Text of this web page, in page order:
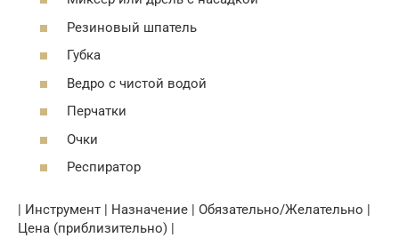
Резиновый шпатель
Губка
Ведро с чистой водой
Перчатки
Очки
Респиратор
| Инструмент | Назначение | Обязательно/Желательно |
Цена (приблизительно) |